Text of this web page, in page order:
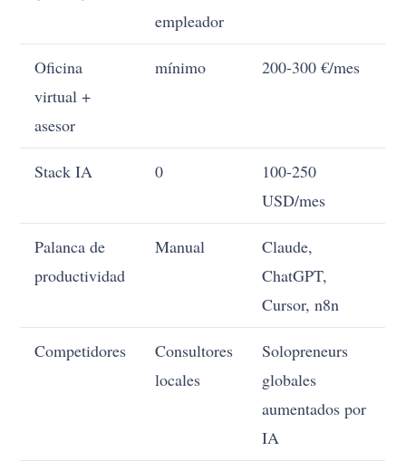
empleador
Oficina
virtual +
asesor
mínimo 200-300 €/mes
Stack IA 0
100-250
USD/mes
Palanca de
productividad
Manual
Claude,
ChatGPT,
Cursor, n8n
Competidores
Consultores
locales
Solopreneurs
globales
aumentados por
IA